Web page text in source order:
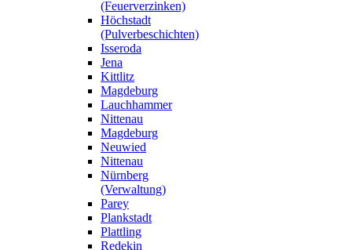
(Feuerverzinken)
Höchstadt
(Pulverbeschichten)
Isseroda
Jena
Kittlitz
Magdeburg
Lauchhammer
Nittenau
Magdeburg
Neuwied
Nittenau
Nürnberg
(Verwaltung)
Parey
Plankstadt
Plattling
Redekin